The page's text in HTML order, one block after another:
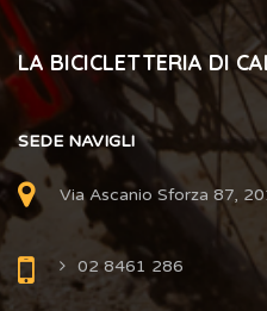
LA BICICLETTERIA DI
SEDE NAVIGLI
Via Ascanio Sforza 87,
02 8461 286